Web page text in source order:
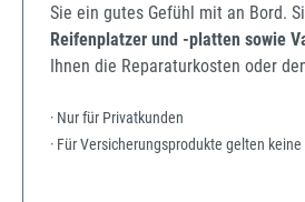
Sie ein gutes Gefühl mit an Bord.
Reifenplatzer und -platten sowie
Ihnen die Reparaturkosten oder
· Nur für Privatkunden
· Für Versicherungsprodukte gelten